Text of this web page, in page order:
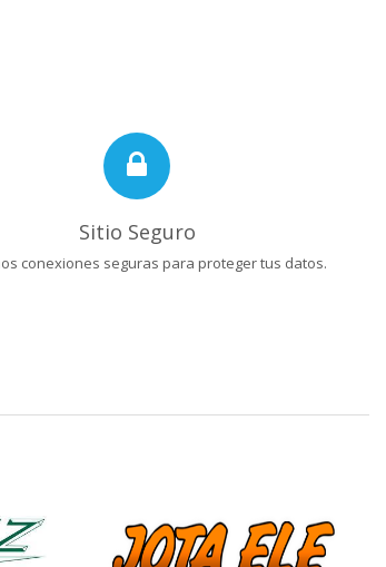
Sitio Seguro
conexiones seguras para proteger tus datos.